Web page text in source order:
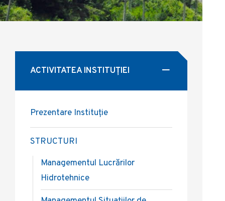
ACTIVITATEA INSTITUȚIEI
Prezentare Instituție
STRUCTURI
Managementul Lucrărilor
Hidrotehnice